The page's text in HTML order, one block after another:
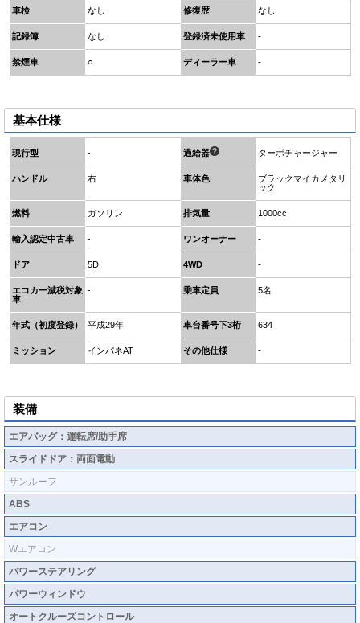
車検 なし 修復歴 なし
記録簿 なし 登録済未使用車 -
禁煙車 ○ ディーラー車 -
基本仕様
現行型 - 過給器 ターボチャージャー
ハンドル 右 車体色
ブラックマイカメタリ
ック
燃料 ガソリン 排気量 1000cc
輸入認定中古車 - ワンオーナー -
ドア 5D 4WD -
エコカー減税対象
車
- 乗車定員 5名
年式（初度登録） 平成29年 車台番号下3桁 634
ミッション インパネAT その他仕様 -
装備
エアバッグ：運転席/助手席
スライドドア：両面電動
サンルーフ
ABS
エアコン
Wエアコン
パワーステアリング
パワーウィンドウ
オートクルーズコントロール